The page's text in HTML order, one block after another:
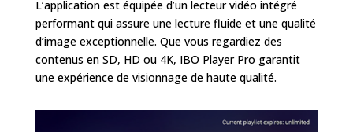
L’application est équipée d’un lecteur vidéo intégré
performant qui assure une lecture fluide et une qualité
d’image exceptionnelle. Que vous regardiez des
contenus en SD, HD ou 4K, IBO Player Pro garantit
une expérience de visionnage de haute qualité.